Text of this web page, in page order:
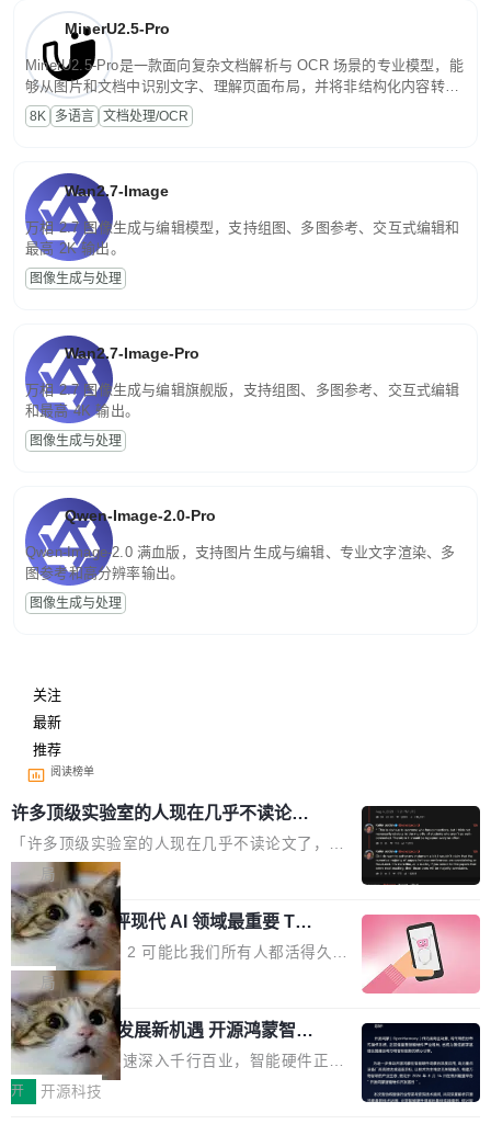
MinerU2.5-Pro
MinerU2.5-Pro是一款面向复杂文档解析与 OCR 场景的专业模型，能
够从图片和文档中识别文字、理解页面布局，并将非结构化内容转换
为便于存储、检索和二次处理的结构化结果。
8K 多语言 文档处理/OCR
Wan2.7-Image
万相 2.7 图像生成与编辑模型，支持组图、多图参考、交互式编辑和
最高 2K 输出。
图像生成与处理
Wan2.7-Image-Pro
万相 2.7 图像生成与编辑旗舰版，支持组图、多图参考、交互式编辑
和最高 4K 输出。
图像生成与处理
Qwen-Image-2.0-Pro
Qwen-Image-2.0 满血版，支持图片生成与编辑、专业文字渲染、多
图参考和高分辨率输出。
图像生成与处理
关注
最新
推荐
阅读榜单
许多顶级实验室的人现在几乎不读论文
了
「许多顶级实验室的人现在几乎不读论文了，而
且他们认为 ICLR/ICML/NeurIPS 充斥着大量过
度宣传和欺诈。」 OpenAI 研究员 Keller Jorda
n 这条推文引发了广泛讨论。他不是在说风凉
话，他是说出了一个圈内人尽皆知但很少公开捅
破的事实。 Jordan 随后补充了一句软化声明：
「我不认为这些会议上大部分论文都在过度宣传
或造假。问题是，作为读者，如果你筛选出那些
看起来最令人兴奋的论文，那它们大部分都是过
度宣传的。」 这才是真正的痛点。不是所有论文
都有问题，是最吸引眼球的那批论文最有问题。
局
xAI 前工程师评现代 AI 领域最重要 Top
3 开源项目
Flash Attention 2 可能比我们所有人都活得久。
这句话不是来自某个技术博客，而是出自 Hieu
Pham 的一条推文。Hieu Pham 是谁？他是 xAI
的早期工程师之一，在 Grok 训练基础设施团队
工作过。近日他在 X 上发了一条帖子，列出了他
认为现代 AI 领域最重要的三个开源项目。 第一
个名字毫无悬念：Flash Attention 2。 Hieu 的
局
共商智能硬件发展新机遇 开源鸿蒙智能
硬件开发者日杭州站即将举行
随着万物智联加速深入千行百业，智能硬件正从
单点设备迈向智能化、网联化、协同化发展。作
开 开源科技